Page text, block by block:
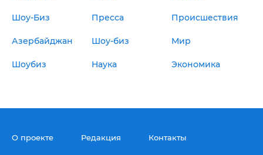
Шоу-Биз Пресса Происшествия
Азербайджан Шоу-биз Мир
Шоубиз Наука Экономика
О проекте Редакция Контакты